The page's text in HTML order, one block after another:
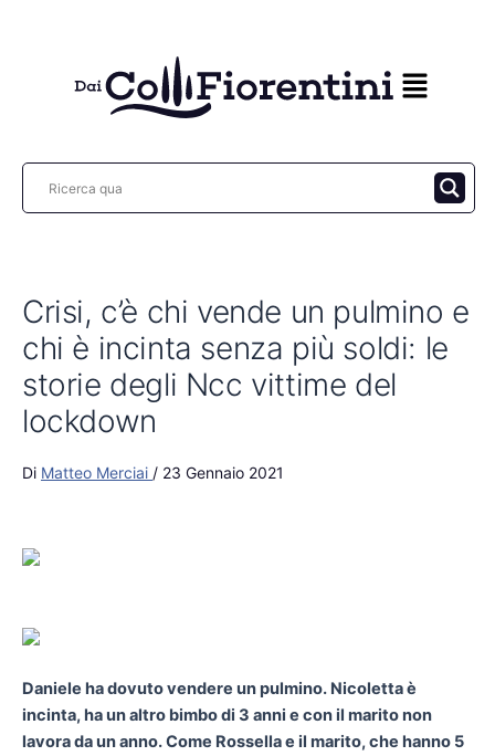
Crisi, c’è chi vende un pulmino e
chi è incinta senza più soldi: le
storie degli Ncc vittime del
lockdown
Di Matteo Merciai / 23 Gennaio 2021
Daniele ha dovuto vendere un pulmino. Nicoletta è
incinta, ha un altro bimbo di 3 anni e con il marito non
lavora da un anno. Come Rossella e il marito, che hanno 5